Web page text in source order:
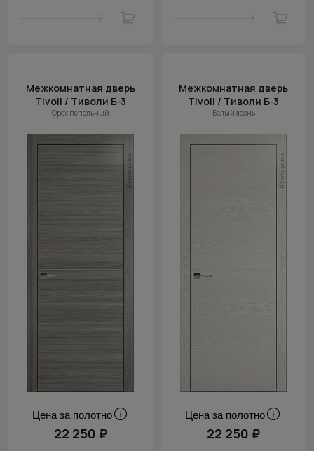
Межкомнатная дверь
Tivoli / Тиволи Б-3
Орех пепельный
Цена за полотно
22 250 ₽
Межкомнатная дверь
Tivoli / Тиволи Б-3
Белый ясень
Цена за полотно
22 250 ₽